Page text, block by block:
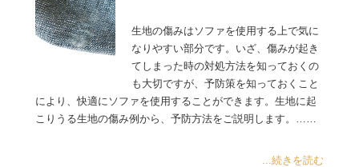
生地の傷みはソファを使用する上で気に
なりやすい部分です。いざ、傷みが起き
てしまった時の対処方法を知っておくの
も大切ですが、予防策を知っておくこと
により、快適にソファを使用することができます。生地に起
こりうる生地の傷み例から、予防方法をご説明します。……
...続きを読む